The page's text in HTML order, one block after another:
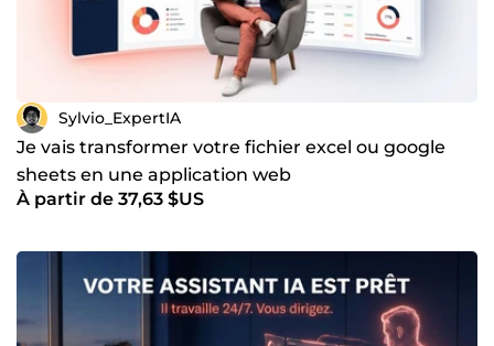
Sylvio_ExpertIA
Je vais transformer votre fichier excel ou google
sheets en une application web
À partir de 37,63 $US